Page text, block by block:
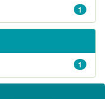
1
1